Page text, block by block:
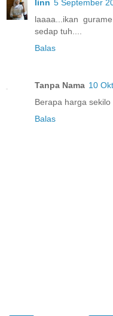
linn 5 September
laaaa...ikan
sedap tuh....
Balas
Tanpa Nama 10
Berapa harga
Balas